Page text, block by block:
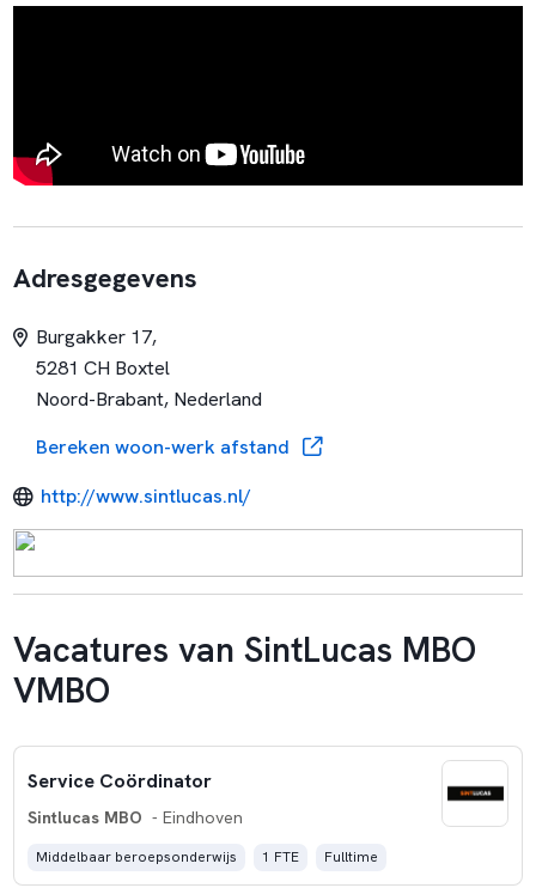
Adresgegevens
Burgakker 17,
5281 CH Boxtel
Noord-Brabant, Nederland
Bereken woon-werk afstand
http://www.sintlucas.nl/
Vacatures van SintLucas MBO
VMBO
Service Coördinator
Sintlucas MBO - Eindhoven
Middelbaar beroepsonderwijs 1 FTE Fulltime